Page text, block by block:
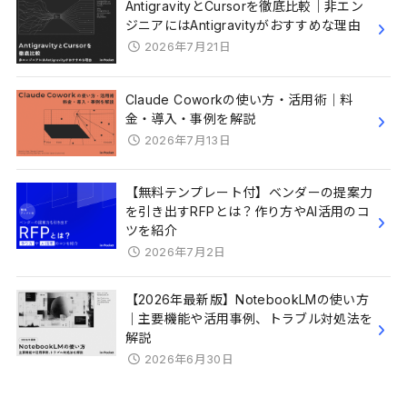
AntigravityとCursorを徹底比較｜非エン
ジニアにはAntigravityがおすすめな理由
2026年7月21日
Claude Coworkの使い方・活用術｜料
金・導入・事例を解説
2026年7月13日
【無料テンプレート付】ベンダーの提案力
を引き出すRFPとは？作り方やAI活用のコ
ツを紹介
2026年7月2日
【2026年最新版】NotebookLMの使い方
｜主要機能や活用事例、トラブル対処法を
解説
2026年6月30日